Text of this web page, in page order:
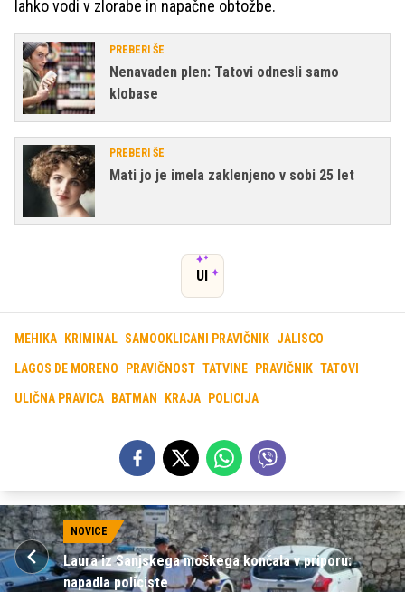
lahko vodi v zlorabe in napačne obtožbe.
PREBERI ŠE
Nenavaden plen: Tatovi odnesli samo
klobase
PREBERI ŠE
Mati jo je imela zaklenjeno v sobi 25 let
UI
MEHIKA KRIMINAL SAMOOKLICANI PRAVIČNIK JALISCO
LAGOS DE MORENO PRAVIČNOST TATVINE PRAVIČNIK TATOVI
ULIČNA PRAVICA BATMAN KRAJA POLICIJA
NOVICE
Laura iz Sanjskega moškega končala v priporu:
napadla policiste